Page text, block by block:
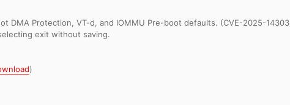
DMA Protection, VT-d, and IOMMU Pre-boot defaults. (CVE-2025-
exit without saving.
)